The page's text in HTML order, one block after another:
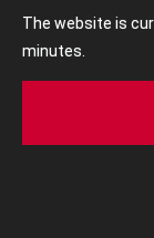
The website is
minutes.